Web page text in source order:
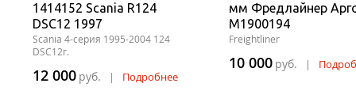
1414152 Scania R124
DSC12 1997
Scania 4-серия 1995-2004 124
DSC12г.
12 000 руб. | Подробнее
мм Фредлайнер
M1900194
Freightliner
10 000 руб. |